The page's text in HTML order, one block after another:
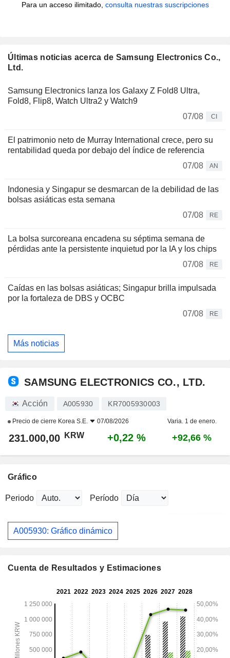
Para un acceso ilimitado, consulta nuestras suscripciones
Últimas noticias acerca de Samsung Electronics Co.,
Ltd.
Samsung Electronics lanza los Galaxy Z Fold8 Ultra,
Fold8, Flip8, Watch Ultra2 y Watch9
07/08
CI
El patrimonio neto de Murray International crece, pero su
rentabilidad queda por debajo del índice de referencia
07/08
AN
Indonesia y Singapur se desmarcan de la debilidad de las
bolsas asiáticas esta semana
07/08
RE
La bolsa surcoreana encadena su séptima semana de
pérdidas ante la persistente inquietud por la IA y los chips
07/08
RE
Caídas en las bolsas asiáticas; Singapur brilla impulsada
por la fortaleza de DBS y OCBC
07/08
RE
Más noticias
SAMSUNG ELECTRONICS CO., LTD.
Acción A005930 KR7005930003
Precio de cierre Korea S.E. 07/08/2026 Varia. 1 de enero.
231.000,00 KRW +0,22 % +92,66 %
Gráfico
Periodo Período
A005930: Gráfico dinámico
Cuenta de Resultados y Estimaciones